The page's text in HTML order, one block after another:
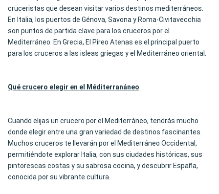
cruceristas que desean visitar varios destinos mediterráneos.
En Italia, los puertos de Génova, Savona y Roma-Civitavecchia
son puntos de partida clave para los cruceros por el
Mediterráneo. En Grecia, El Pireo Atenas es el principal puerto
para los cruceros a las isleas griegas y el Mediterráneo oriental.
Qué crucero elegir en el Méditerranáneo
Cuando elijas un crucero por el Mediterráneo, tendrás mucho
donde elegir entre una gran variedad de destinos fascinantes.
Muchos cruceros te llevarán por el Mediterráneo Occidental,
permitiéndote explorar Italia, con sus ciudades históricas, sus
pintorescas costas y su sabrosa cocina, y descubrir España,
conocida por su vibrante cultura.